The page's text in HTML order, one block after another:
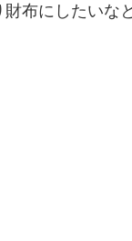
布にしたいな